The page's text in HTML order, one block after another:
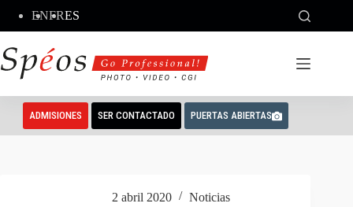
contenido
ENFRES
ADMISIONES SER CONTACTADO PUERTAS ABIERTAS
2 abril 2020 Noticias